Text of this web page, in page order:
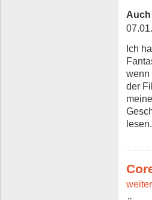
Ich
wenn
der